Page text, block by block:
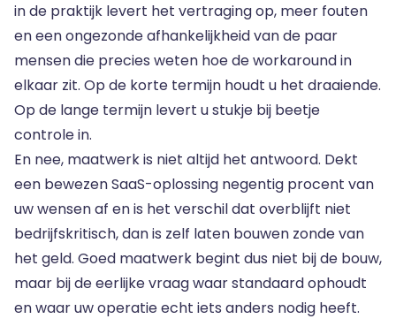
in de praktijk levert het vertraging op, meer fouten
en een ongezonde afhankelijkheid van de paar
mensen die precies weten hoe de workaround in
elkaar zit. Op de korte termijn houdt u het draaiende.
Op de lange termijn levert u stukje bij beetje
controle in.
En nee, maatwerk is niet altijd het antwoord. Dekt
een bewezen SaaS-oplossing negentig procent van
uw wensen af en is het verschil dat overblijft niet
bedrijfskritisch, dan is zelf laten bouwen zonde van
het geld. Goed maatwerk begint dus niet bij de bouw,
maar bij de eerlijke vraag waar standaard ophoudt
en waar uw operatie echt iets anders nodig heeft.